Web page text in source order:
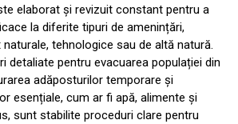
elaborat și revizuit constant pentru a
la diferite tipuri de amenințări,
tehnologice sau de altă natură.
detaliate pentru evacuarea populației din
adăposturilor temporare și
esențiale, cum ar fi apă, alimente și
sunt stabilite proceduri clare pentru